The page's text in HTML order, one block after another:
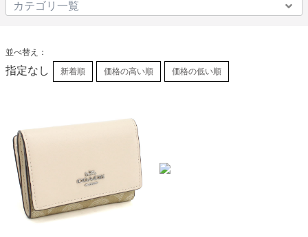
並べ替え：
指定なし 新着順 価格の高い順 価格の低い順